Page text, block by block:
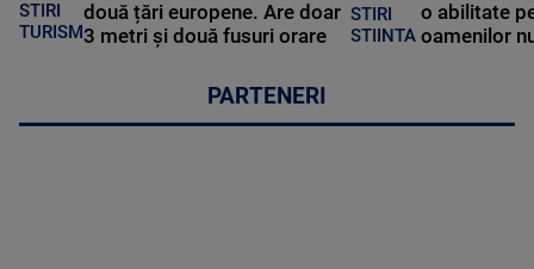
STIRI
TURISM
două țări europene. Are doar
3 metri și două fusuri orare
STIRI
STIINTA
o abilitate
oamenilor
PARTENERI